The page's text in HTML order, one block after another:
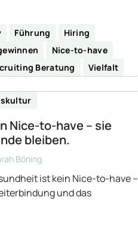
Führung
Hiring
Nice-to-have
Beratung Vielfalt
Nice-to-have – sie
bleiben.
Böning
ist kein Nice-to-have –
und das